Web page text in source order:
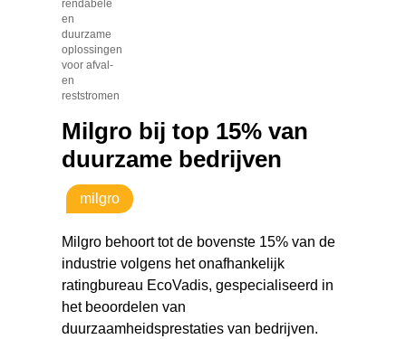
rendabele
en
duurzame
oplossingen
voor afval-
en
reststromen
Milgro bij top 15% van
duurzame bedrijven
milgro
Milgro behoort tot de bovenste 15% van de
industrie volgens het onafhankelijk
ratingbureau EcoVadis, gespecialiseerd in
het beoordelen van
duurzaamheidsprestaties van bedrijven.